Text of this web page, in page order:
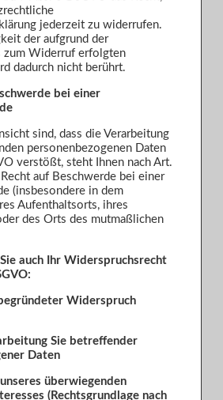
jederzeit zu widerrufen.
der aufgrund der
zum Widerruf erfolgten
dadurch nicht berührt.
bei einer
sind, dass die Verarbeitung
personenbezogenen Daten
verstößt, steht Ihnen nach Art.
auf Beschwerde bei einer
(insbesondere in dem
Aufenthaltsorts, ihres
des Orts des mutmaßlichen
auch Ihr Widerspruchsrecht
Widerspruch
Sie betreffender
Daten
überwiegenden
(Rechtsgrundlage nach